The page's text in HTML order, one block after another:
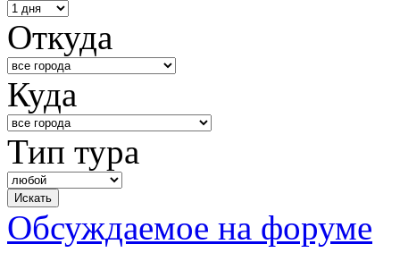
Откуда
Куда
Тип тура
Обсуждаемое на форуме